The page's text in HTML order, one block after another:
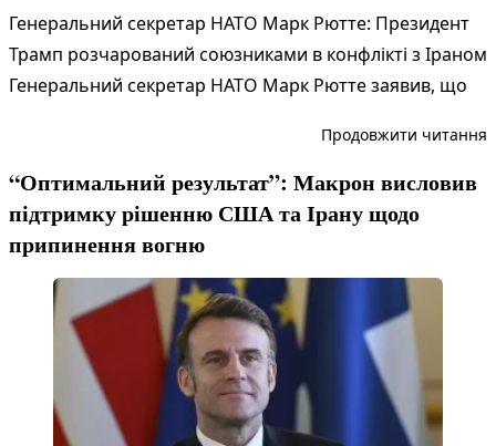
Генеральний секретар НАТО Марк Рютте: Президент
Трамп розчарований союзниками в конфлікті з Іраном
Генеральний секретар НАТО Марк Рютте заявив, що
Продовжити читання
“Оптимальний результат”: Макрон висловив
підтримку рішенню США та Ірану щодо
припинення вогню